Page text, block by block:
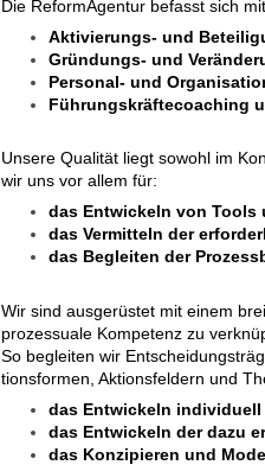
Die ReformAgentur befasst sich
Aktivierungs- und
Gründungs- und
Personal- und
Führungskräftecoaching
Unsere Qualität liegt sowohl im
wir uns vor allem für:
das Entwickeln von Tools
das Vermitteln der
das Begleiten der
Wir sind ausgerüstet mit einem
prozessuale Kompetenz zu
So begleiten wir
tionsformen, Aktionsfeldern und
das Entwickeln
das Entwickeln der dazu
das Konzipieren und